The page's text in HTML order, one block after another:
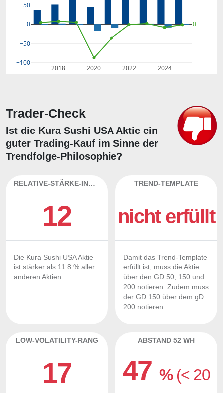
2018 2020 2022 2024
−100
−50
0
50
0
Trader-Check
Ist die Kura Sushi USA Aktie ein
guter Trading-Kauf im Sinne der
Trendfolge-Philosophie?
RELATIVE-STÄRKE-INDEX
12
Die Kura Sushi USA Aktie
ist stärker als 11.8 % aller
anderen Aktien.
TREND-TEMPLATE
nicht erfüllt
Damit das Trend-Template
erfüllt ist, muss die Aktie
über den GD 50, 150 und
200 notieren. Zudem muss
der GD 150 über dem gD
200 notieren.
LOW-VOLATILITY-RANG
17
ABSTAND 52 WH
47% (< 20